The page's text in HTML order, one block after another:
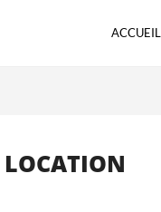
ACCUEIL
LOCATION